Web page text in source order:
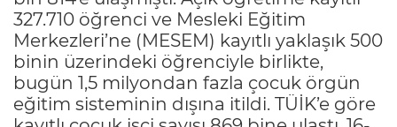
327.710 öğrenci ve Mesleki Eğitim
Merkezleri’ne (MESEM) kayıtlı yaklaşık 500
binin üzerindeki öğrenciyle birlikte,
bugün 1,5 milyondan fazla çocuk örgün
eğitim sisteminin dışına itildi. TÜİK’e göre